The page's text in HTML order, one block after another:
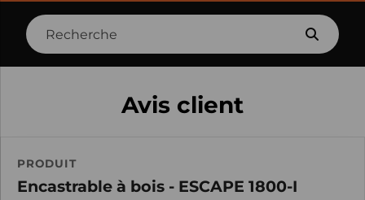
Avis client
PRODUIT
Encastrable à bois - ESCAPE 1800-I